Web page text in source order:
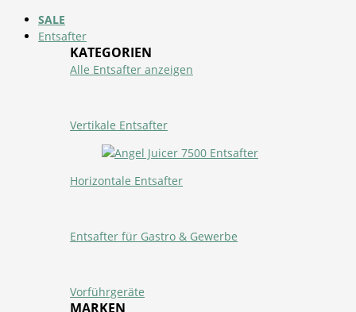
SALE
Entsafter
KATEGORIEN
Alle Entsafter anzeigen
Vertikale Entsafter
Horizontale Entsafter
Entsafter für Gastro & Gewerbe
Vorführgeräte
MARKEN